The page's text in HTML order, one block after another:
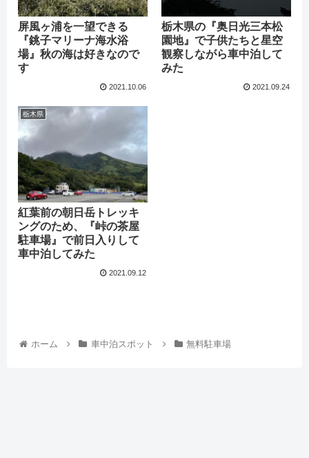
屏風ヶ浦を一望できる
『銚子マリーナ海水浴
場』秋の海は好きなので
す
2021.10.06
栃木県の『奥日光三本松
園地』で子供たちと星空
観察しながら車中泊して
みた
2021.09.24
栃木県
紅葉前の朝日岳トレッキ
ングのため、『峠の茶屋
駐車場』で前日入りして
車中泊してみた
2021.09.12
ホーム 車中泊スポット 無料駐車場